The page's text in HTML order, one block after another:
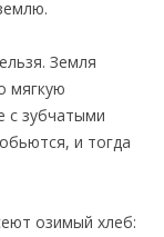
Земля
мягкую
с зубчатыми
и тогда
озимый хлеб: